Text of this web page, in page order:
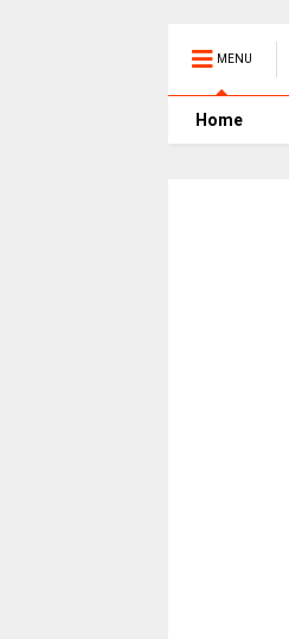
MENU
Home